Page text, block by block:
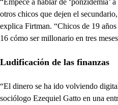
otros chicos que dejen el
explica Firtman. “Chicos de 19
16 cómo ser millonario en tres
Ludificación de las finanzas
“El dinero se ha ido volviendo
sociólogo Ezequiel Gatto en una